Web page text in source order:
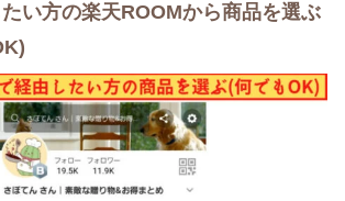
い方の楽天ROOMから商品を選ぶ